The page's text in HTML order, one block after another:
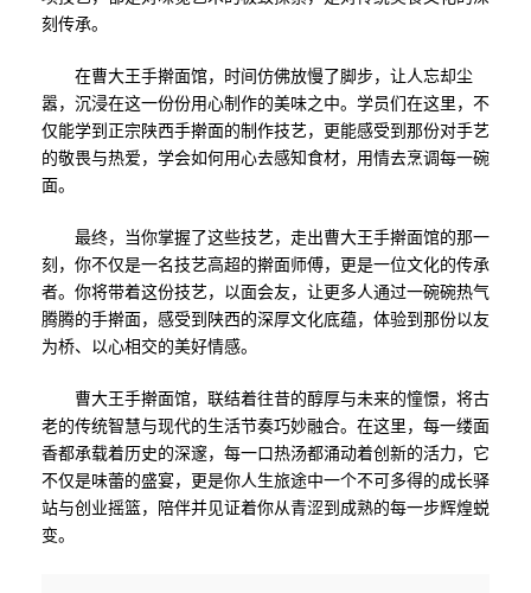
刻传承。
在曹大王手擀面馆，时间仿佛放慢了脚步，让人忘却尘
嚣，沉浸在这一份份用心制作的美味之中。学员们在这里，不
仅能学到正宗陕西手擀面的制作技艺，更能感受到那份对手艺
的敬畏与热爱，学会如何用心去感知食材，用情去烹调每一碗
面。
最终，当你掌握了这些技艺，走出曹大王手擀面馆的那一
刻，你不仅是一名技艺高超的擀面师傅，更是一位文化的传承
者。你将带着这份技艺，以面会友，让更多人通过一碗碗热气
腾腾的手擀面，感受到陕西的深厚文化底蕴，体验到那份以友
为桥、以心相交的美好情感。
曹大王手擀面馆，联结着往昔的醇厚与未来的憧憬，将古
老的传统智慧与现代的生活节奏巧妙融合。在这里，每一缕面
香都承载着历史的深邃，每一口热汤都涌动着创新的活力，它
不仅是味蕾的盛宴，更是你人生旅途中一个不可多得的成长驿
站与创业摇篮，陪伴并见证着你从青涩到成熟的每一步辉煌蜕
变。